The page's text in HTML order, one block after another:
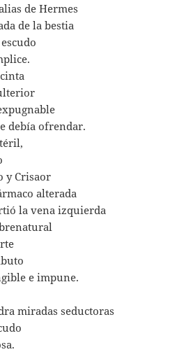
de Hermes
de la bestia
debía ofrendar.
y Crisaor
alterada
la vena izquierda
e impune.
miradas seductoras